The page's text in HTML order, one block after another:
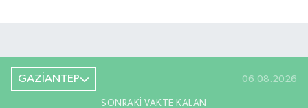
GAZİANTEP 06.08.2026
SONRAKI VAKTE KALAN